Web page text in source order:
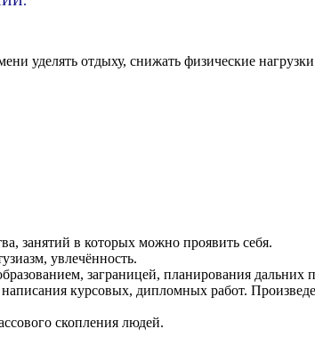
уделять отдыху, снижать физические
занятий в которых можно проявить себя.
увлечённость.
заграницей, планирования дальних
курсовых, дипломных работ.
скопления людей.